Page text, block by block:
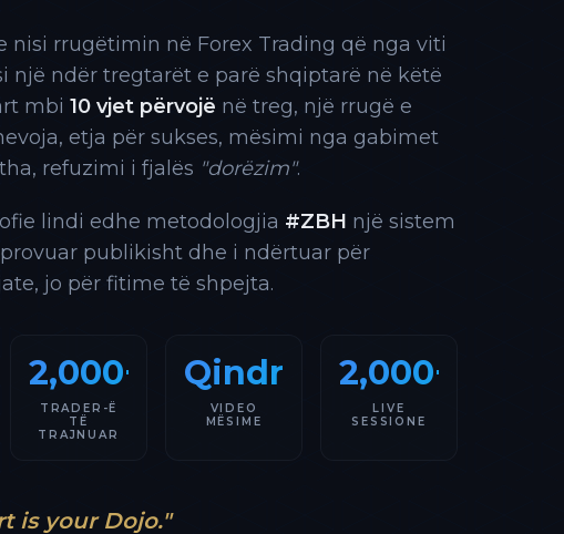
nisi rrugëtimin në Forex Trading që nga viti
një ndër tregtarët e parë shqiptarë në këtë
mbi 10 vjet përvojë në treg, një rrugë e
etja për sukses, mësimi nga gabimet
refuzimi i fjalës "dorëzim".
lindi edhe metodologjia #ZBH një sistem
publikisht dhe i ndërtuar për
jo për fitime të shpejta.
2,000+
TRADER-Ë
TË
TRAJNUAR
Qindra
VIDEO
MËSIME
2,000+
LIVE
SESSIONE
is your Dojo."